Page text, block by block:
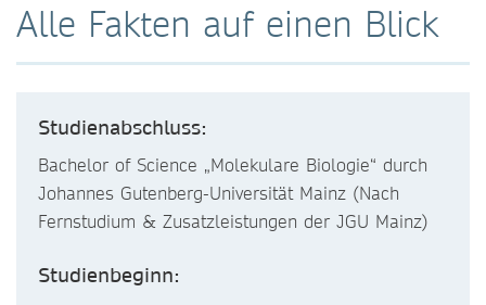
Alle Fakten auf einen Blick
Studienabschluss:
Bachelor of Science „Molekulare Biologie“ durch
Johannes Gutenberg-Universität Mainz (Nach
Fernstudium & Zusatzleistungen der JGU Mainz)
Studienbeginn: